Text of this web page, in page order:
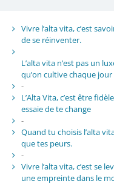
Vivre l’alta vita, c’est
de se réinventer.
L’alta vita n’est pas un
qu’on cultive chaque jour
-
L’Alta Vita, c’est être
essaie de te change
-
Quand tu choisis l’alta
que tes peurs.
-
Vivre l’alta vita, c’est se
une empreinte dans le